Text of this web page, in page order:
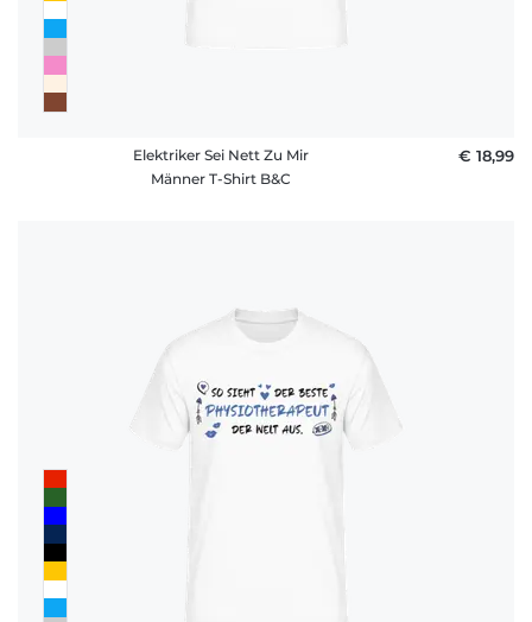
Elektriker Sei Nett Zu Mir
Männer T-Shirt B&C
€ 18,99